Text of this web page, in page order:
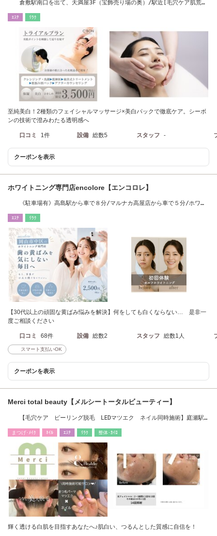
倉敷駅南口を出て、天満屋3F（宝飾売り場の奥）/駅近[毛穴ケア肌荒れ
ｴｽﾃ ﾘﾗｸ
至純美白！2種類のフェイシャルマッサージ×美白パックで徹底ケア。シーボ
ンの技術で澄みわたる透明感へ
口コミ 1件 設備 総数5 スタッフ -
クーポンを表示
ホワイトニング専門店encolore【エンコロレ】
《駐車場有》高島駅から車で８分/マルナカ高屋店から車で５分/ホワイ
ｴｽﾃ ﾘﾗｸ
【30代以上の頑固な黄ばみ悩みを解決】何をしても白くならない… 是非一
度ご相談ください
口コミ 68件 設備 総数2 スタッフ 総数1人
スマート支払いOK
クーポンを表示
Merci total beauty【メルシートータルビューティー】
【毛穴ケア ピーリング脱毛 LEDマツエク ネイル同時施術】庭瀬駅
まつげ･ﾒｲｸ ﾈｲﾙ ｴｽﾃ ﾘﾗｸ 整体･ｶｲﾛ
輝く透ける白肌を目指すあなたへ♪肌白い、つるんとした質感に自信を！